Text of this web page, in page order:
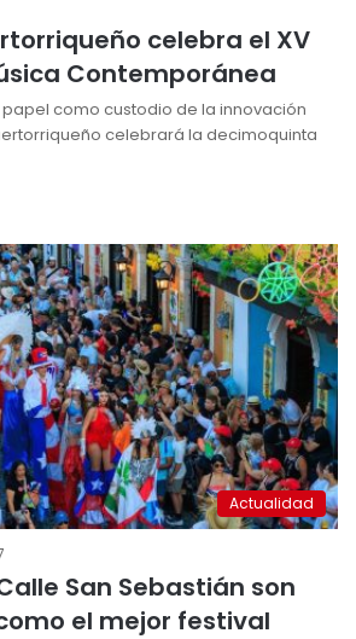
celebra el XV
Contemporánea
como custodio de la innovación
celebrará la decimoquinta
Actualidad
San Sebastián son
el mejor festival